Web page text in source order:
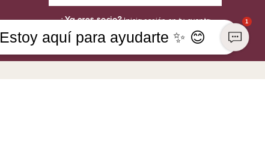
¿Ya eres socio? Inicia sesión en tu cuenta 1
Estoy aquí para ayudarte ✨ 😊